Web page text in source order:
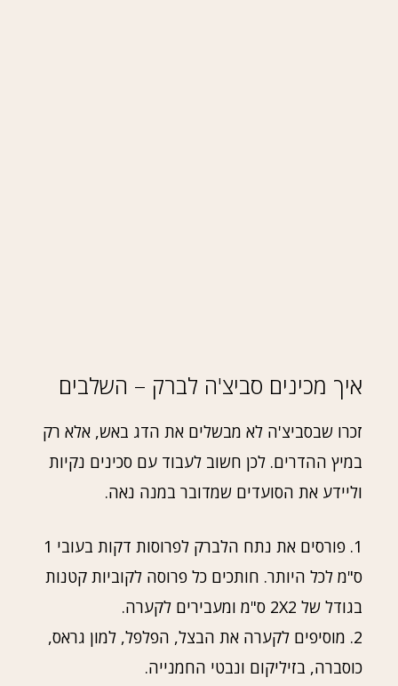
איך מכינים סביצ'ה לברק – השלבים
זכרו שבסביצ'ה לא מבשלים את הדג באש, אלא רק
במיץ ההדרים. לכן חשוב לעבוד עם סכינים נקיות
וליידע את הסועדים שמדובר במנה נאה.
1. פורסים את נתח הלברק לפרוסות דקות בעובי 1
ס"מ לכל היותר. חותכים כל פרוסה לקוביות קטנות
בגודל של 2X2 ס"מ ומעבירים לקערה.
2. מוסיפים לקערה את הבצל, הפלפל, למון גראס,
כוסברה, בזיליקום ונבטי החמנייה.